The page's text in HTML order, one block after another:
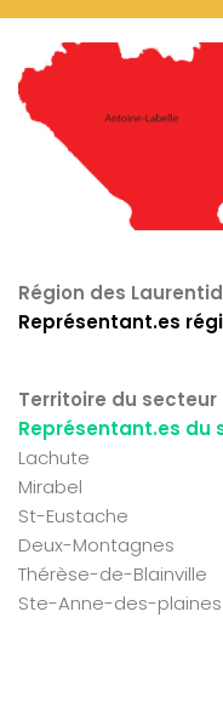
Région des
Représentant.es
Territoire du secteur
Représentant.es du
Lachute
Mirabel
St-Eustache
Deux-Montagnes
Thérèse-de-Blainville
Ste-Anne-des-plaines